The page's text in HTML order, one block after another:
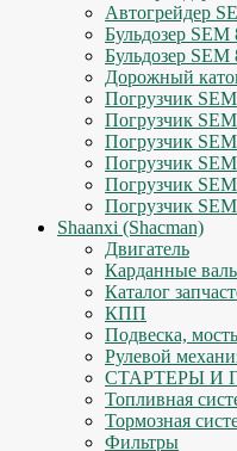
Автогрейдер
Бульдозер SEM
Бульдозер SEM
Дорожный
Погрузчик
Погрузчик
Погрузчик
Погрузчик
Погрузчик
Погрузчик
Shaanxi (Shacman)
Двигатель
Карданные
Каталог
КПП
Подвеска,
Рулевой
СТАРТЕРЫ И
Топливная
Тормозная
Фильтры